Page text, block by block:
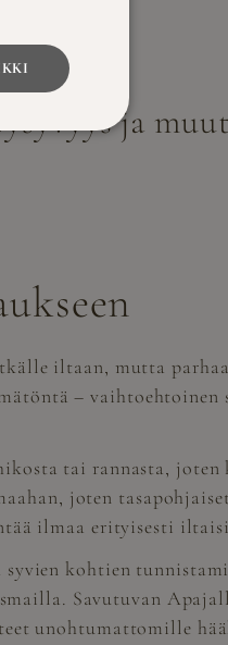
ja
iltaan, mutta
– vaihtoehtoinen
tai rannasta, joten
joten
ilmaa erityisesti
kohtien
Savutuvan
unohtumattomille